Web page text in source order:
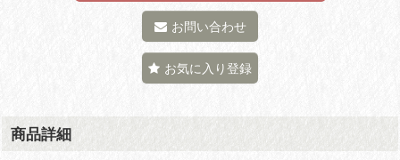
お問い合わせ
お気に入り登録
商品詳細